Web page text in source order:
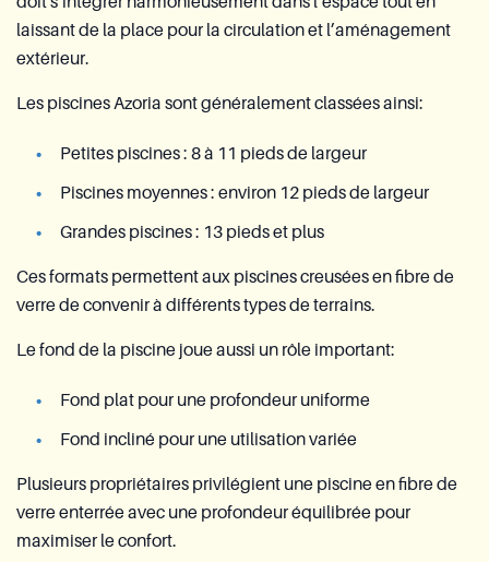
laissant de la place pour la circulation et l’aménagement
extérieur.
Les piscines Azoria sont généralement classées ainsi:
Petites piscines : 8 à 11 pieds de largeur
Piscines moyennes : environ 12 pieds de largeur
Grandes piscines : 13 pieds et plus
Ces formats permettent aux piscines creusées en fibre de
verre de convenir à différents types de terrains.
Le fond de la piscine joue aussi un rôle important:
Fond plat pour une profondeur uniforme
Fond incliné pour une utilisation variée
Plusieurs propriétaires privilégient une piscine en fibre de
verre enterrée avec une profondeur équilibrée pour
maximiser le confort.